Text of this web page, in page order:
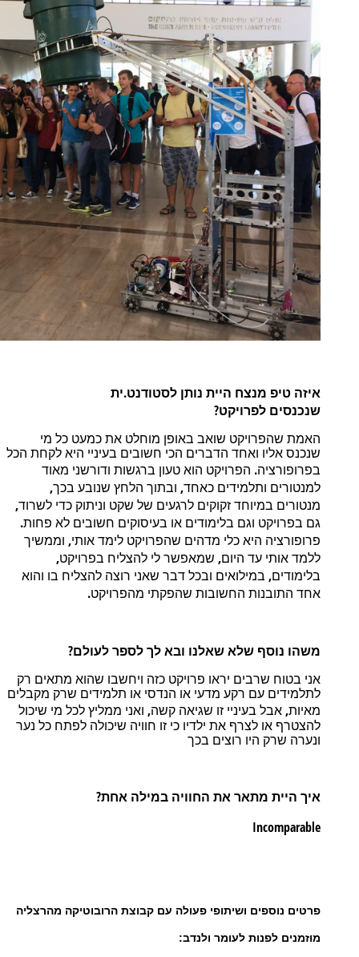
איזה טיפ מנצח היית נותן לסטודנט.ית
שנכנסים לפרויקט?
האמת שהפרויקט שואב באופן מוחלט את כמעט כל מי
שנכנס אליו ואחד הדברים הכי חשובים בעיניי היא לקחת הכל
בפרופורציה. הפרויקט הוא טעון ברגשות ודורשני מאוד
למנטורים ותלמידים כאחד, ובתוך הלחץ שנובע בכך,
מנטורים במיוחד זקוקים לרגעים של שקט וניתוק כדי לשרוד,
גם בפרויקט וגם בלימודים או בעיסוקים חשובים לא פחות.
פרופורציה היא כלי מדהים שהפרויקט לימד אותי, וממשיך
ללמד אותי עד היום, שמאפשר לי להצליח בפרויקט,
בלימודים, במילואים ובכל דבר שאני רוצה להצליח בו והוא
אחד התובנות החשובות שהפקתי מהפרויקט.
משהו נוסף שלא שאלנו ובא לך לספר לעולם?
אני בטוח שרבים יראו פרויקט כזה ויחשבו שהוא מתאים רק
לתלמידים עם רקע מדעי או הנדסי או תלמידים שרק מקבלים
מאיות, אבל בעיניי זו שגיאה קשה, ואני ממליץ לכל מי שיכול
להצטרף או לצרף את ילדיו כי זו חוויה שיכולה לפתח כל נער
ונערה שרק היו רוצים בכך
איך היית מתאר את החוויה במילה אחת?
Incomparable
פרטים נוספים ושיתופי פעולה עם קבוצת הרובוטיקה מהרצליה
מוזמנים לפנות לעומר ולנדב: